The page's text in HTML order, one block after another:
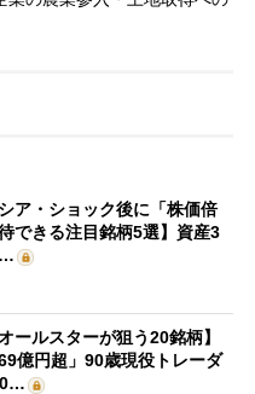
シア・ショック後に「株価倍
できる注目銘柄5選】資産3
…
ールスターが狙う20銘柄】
69億円超」90歳現役トレーダ